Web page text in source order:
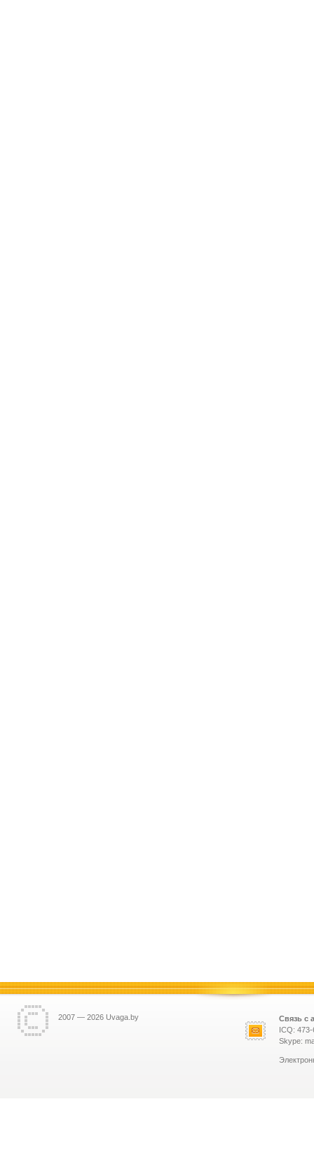
2007 — 2026 Uvaga.by
Связь с
ICQ:
Skype: